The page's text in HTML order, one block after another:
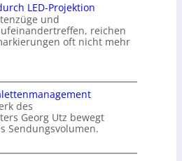
LED-Projektion
und
reichen
oft nicht mehr
des
Georg Utz bewegt
Sendungsvolumen.